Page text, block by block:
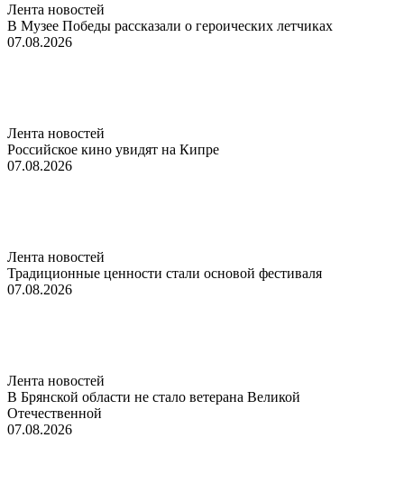
Лента новостей
В Музее Победы рассказали о героических летчиках
07.08.2026
Лента новостей
Российское кино увидят на Кипре
07.08.2026
Лента новостей
Традиционные ценности стали основой фестиваля
07.08.2026
Лента новостей
В Брянской области не стало ветерана Великой
Отечественной
07.08.2026